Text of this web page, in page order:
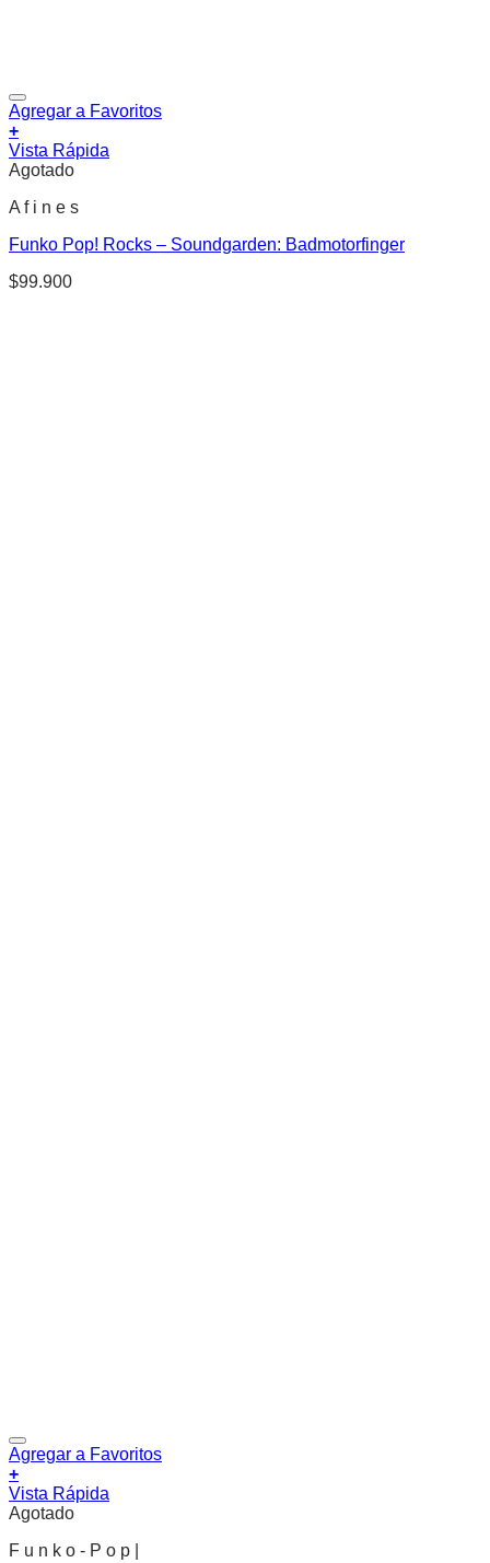
Agregar a Favoritos
+
Vista Rápida
Agotado
A f i n e s
Funko Pop! Rocks – Soundgarden: Badmotorfinger
$99.900
Agregar a Favoritos
+
Vista Rápida
Agotado
F u n k o - P o p |